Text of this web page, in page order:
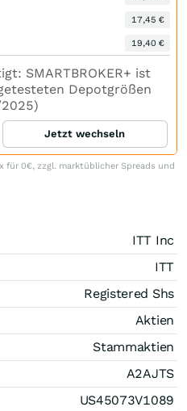
17,45 €
19,40 €
SMARTBROKER+ ist
Depotgrößen
Jetzt wechseln
für 0€, zzgl. marktüblicher Spreads und
ITT Inc
ITT
Registered Shs
Aktien
Stammaktien
A2AJTS
US45073V1089